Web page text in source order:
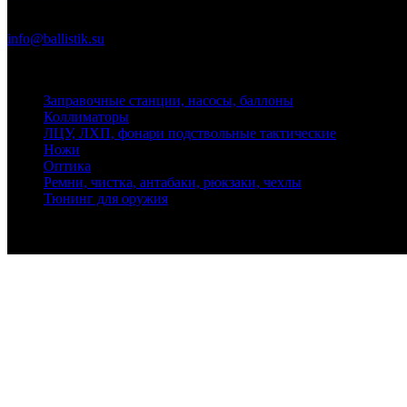
info@ballistik.su
Заправочные станции, насосы, баллоны
Коллиматоры
ЛЦУ, ЛХП, фонари подствольные тактические
Ножи
Оптика
Ремни, чистка, антабаки, рюкзаки, чехлы
Тюнинг для оружия